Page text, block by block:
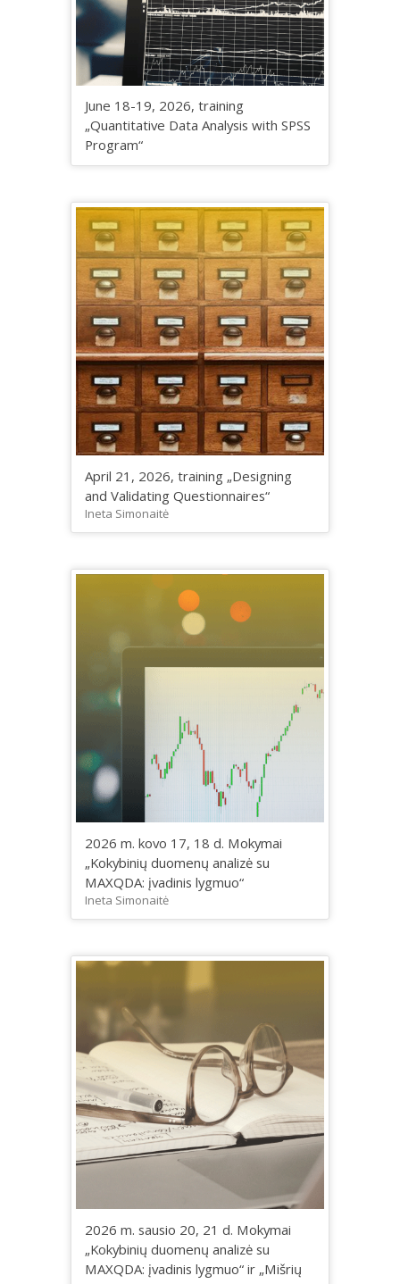
June 18-19, 2026, training
„Quantitative Data Analysis with SPSS
Program“
April 21, 2026, training „Designing
and Validating Questionnaires“
Ineta Simonaitė
2026 m. kovo 17, 18 d. Mokymai
„Kokybinių duomenų analizė su
MAXQDA: įvadinis lygmuo“
Ineta Simonaitė
2026 m. sausio 20, 21 d. Mokymai
„Kokybinių duomenų analizė su
MAXQDA: įvadinis lygmuo“ ir „Mišrių